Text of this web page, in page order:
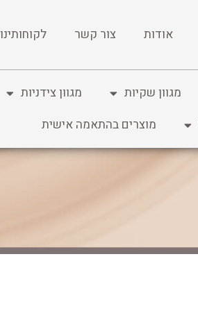
אודות צור קשר לקוחותינו
מגוון שקיות מגוון צידניות
מוצרים בהתאמה אישית